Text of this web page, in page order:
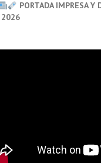
PORTADA IMPRESA Y
2026